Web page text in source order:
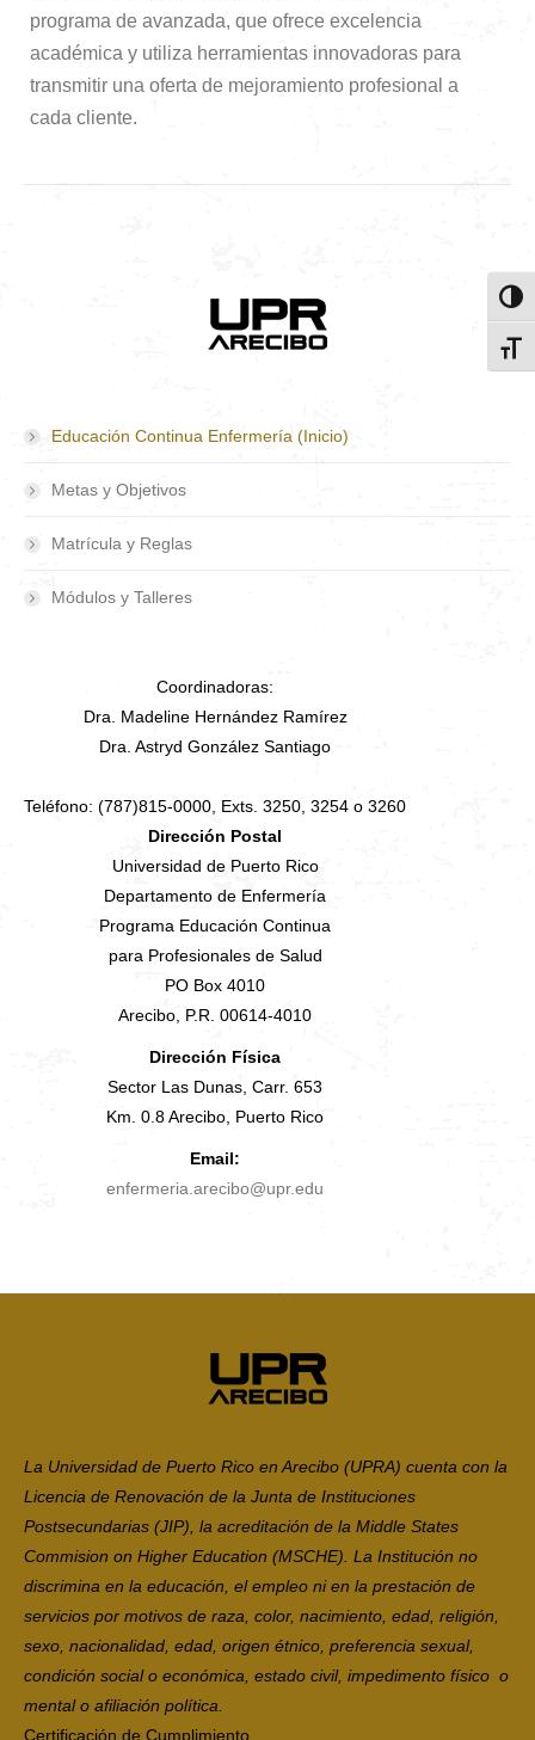
programa de avanzada, que ofrece excelencia
académica y utiliza herramientas innovadoras para
transmitir una oferta de mejoramiento profesional a
cada cliente.
Educación Continua Enfermería (Inicio)
Metas y Objetivos
Matrícula y Reglas
Módulos y Talleres
Coordinadoras:
Dra. Madeline Hernández Ramírez
Dra. Astryd González Santiago
Teléfono: (787)815-0000, Exts. 3250, 3254 o 3260
Dirección Postal
Universidad de Puerto Rico
Departamento de Enfermería
Programa Educación Continua
para Profesionales de Salud
PO Box 4010
Arecibo, P.R. 00614-4010
Dirección Física
Sector Las Dunas, Carr. 653
Km. 0.8 Arecibo, Puerto Rico
Email:
enfermeria.arecibo@upr.edu
La Universidad de Puerto Rico en Arecibo (UPRA) cuenta con la
Licencia de Renovación de la Junta de Instituciones
Postsecundarias (JIP), la acreditación de la Middle States
Commision on Higher Education (MSCHE). La Institución no
discrimina en la educación, el empleo ni en la prestación de
servicios por motivos de raza, color, nacimiento, edad, religión,
sexo, nacionalidad, edad, origen étnico, preferencia sexual,
condición social o económica, estado civil, impedimento físico o
mental o afiliación política.
Certificación de Cumplimiento